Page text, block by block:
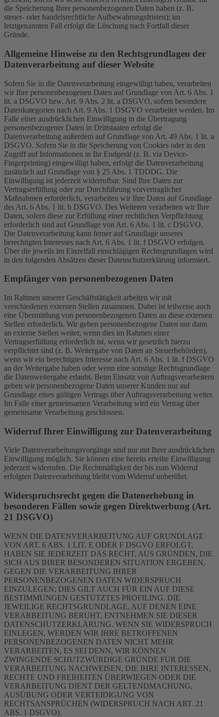
die Speicherung Ihrer personenbezogenen Daten haben (z. B.
steuer- oder handelsrechtliche Aufbewahrungsfristen); im
letztgenannten Fall erfolgt die Löschung nach Fortfall dieser
Gründe.
Allgemeine Hinweise zu den Rechtsgrundlagen der
Datenverarbeitung auf dieser Website
Sofern Sie in die Datenverarbeitung eingewilligt haben, verarbeiten
wir Ihre personenbezogenen Daten auf Grundlage von Art. 6 Abs. 1
lit. a DSGVO bzw. Art. 9 Abs. 2 lit. a DSGVO, sofern besondere
Datenkategorien nach Art. 9 Abs. 1 DSGVO verarbeitet werden. Im
Falle einer ausdrücklichen Einwilligung in die Übertragung
personenbezogener Daten in Drittstaaten erfolgt die
Datenverarbeitung außerdem auf Grundlage von Art. 49 Abs. 1 lit. a
DSGVO. Sofern Sie in die Speicherung von Cookies oder in den
Zugriff auf Informationen in Ihr Endgerät (z. B. via Device-
Fingerprinting) eingewilligt haben, erfolgt die Datenverarbeitung
zusätzlich auf Grundlage von § 25 Abs. 1 TDDDG. Die
Einwilligung ist jederzeit widerrufbar. Sind Ihre Daten zur
Vertragserfüllung oder zur Durchführung vorvertraglicher
Maßnahmen erforderlich, verarbeiten wir Ihre Daten auf Grundlage
des Art. 6 Abs. 1 lit. b DSGVO. Des Weiteren verarbeiten wir Ihre
Daten, sofern diese zur Erfüllung einer rechtlichen Verpflichtung
erforderlich sind auf Grundlage von Art. 6 Abs. 1 lit. c DSGVO.
Die Datenverarbeitung kann ferner auf Grundlage unseres
berechtigten Interesses nach Art. 6 Abs. 1 lit. f DSGVO erfolgen.
Über die jeweils im Einzelfall einschlägigen Rechtsgrundlagen wird
in den folgenden Absätzen dieser Datenschutzerklärung informiert.
Empfänger von personenbezogenen Daten
Im Rahmen unserer Geschäftstätigkeit arbeiten wir mit
verschiedenen externen Stellen zusammen. Dabei ist teilweise auch
eine Übermittlung von personenbezogenen Daten an diese externen
Stellen erforderlich. Wir geben personenbezogene Daten nur dann
an externe Stellen weiter, wenn dies im Rahmen einer
Vertragserfüllung erforderlich ist, wenn wir gesetzlich hierzu
verpflichtet sind (z. B. Weitergabe von Daten an Steuerbehörden),
wenn wir ein berechtigtes Interesse nach Art. 6 Abs. 1 lit. f DSGVO
an der Weitergabe haben oder wenn eine sonstige Rechtsgrundlage
die Datenweitergabe erlaubt. Beim Einsatz von Auftragsverarbeitern
geben wir personenbezogene Daten unserer Kunden nur auf
Grundlage eines gültigen Vertrags über Auftragsverarbeitung weiter.
Im Falle einer gemeinsamen Verarbeitung wird ein Vertrag über
gemeinsame Verarbeitung geschlossen.
Widerruf Ihrer Einwilligung zur Datenverarbeitung
Viele Datenverarbeitungsvorgänge sind nur mit Ihrer ausdrücklichen
Einwilligung möglich. Sie können eine bereits erteilte Einwilligung
jederzeit widerrufen. Die Rechtmäßigkeit der bis zum Widerruf
erfolgten Datenverarbeitung bleibt vom Widerruf unberührt.
Widerspruchsrecht gegen die Datenerhebung in
besonderen Fällen sowie gegen Direktwerbung (Art.
21 DSGVO)
WENN DIE DATENVERARBEITUNG AUF GRUNDLAGE
VON ART. 6 ABS. 1 LIT. E ODER F DSGVO ERFOLGT,
HABEN SIE JEDERZEIT DAS RECHT, AUS GRÜNDEN, DIE
SICH AUS IHRER BESONDEREN SITUATION ERGEBEN,
GEGEN DIE VERARBEITUNG IHRER
PERSONENBEZOGENEN DATEN WIDERSPRUCH
EINZULEGEN; DIES GILT AUCH FÜR EIN AUF DIESE
BESTIMMUNGEN GESTÜTZTES PROFILING. DIE
JEWEILIGE RECHTSGRUNDLAGE, AUF DENEN EINE
VERARBEITUNG BERUHT, ENTNEHMEN SIE DIESER
DATENSCHUTZERKLÄRUNG. WENN SIE WIDERSPRUCH
EINLEGEN, WERDEN WIR IHRE BETROFFENEN
PERSONENBEZOGENEN DATEN NICHT MEHR
VERARBEITEN, ES SEI DENN, WIR KÖNNEN
ZWINGENDE SCHUTZWÜRDIGE GRÜNDE FÜR DIE
VERARBEITUNG NACHWEISEN, DIE IHRE INTERESSEN,
RECHTE UND FREIHEITEN ÜBERWIEGEN ODER DIE
VERARBEITUNG DIENT DER GELTENDMACHUNG,
AUSÜBUNG ODER VERTEIDIGUNG VON
RECHTSANSPRÜCHEN (WIDERSPRUCH NACH ART. 21
ABS. 1 DSGVO).